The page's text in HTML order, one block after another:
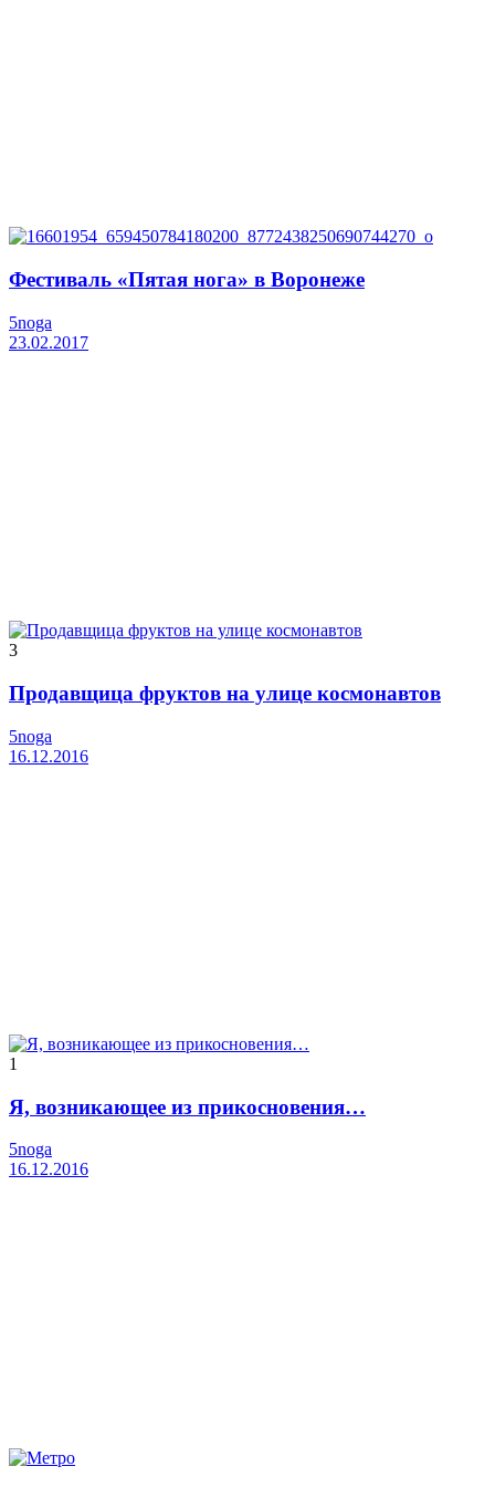
Фестиваль «Пятая нога» в Воронеже
5noga
23.02.2017
3
Продавщица фруктов на улице космонавтов
5noga
16.12.2016
1
Я, возникающее из прикосновения…
5noga
16.12.2016